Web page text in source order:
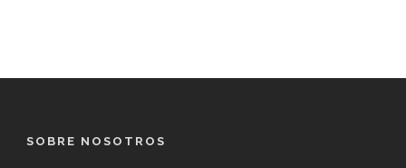
SOBRE NOSOTROS